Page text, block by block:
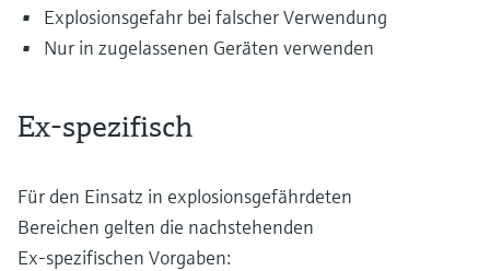
Explosionsgefahr bei falscher Verwendung
Nur in zugelassenen Geräten verwenden
Ex-spezifisch
Für den Einsatz in explosionsgefährdeten
Bereichen gelten die nachstehenden
Ex‑spezifischen Vorgaben: